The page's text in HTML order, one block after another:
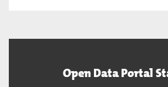
Open Data Portal